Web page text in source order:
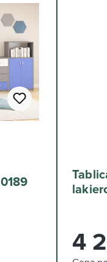
Zestaw mebli ULTRA 0189
Cena
4